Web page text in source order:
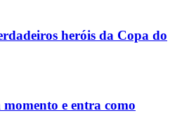
heróis da Copa do
e entra como